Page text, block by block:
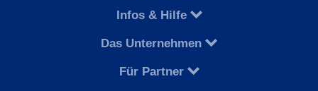
Infos & Hilfe
Das Unternehmen
Für Partner